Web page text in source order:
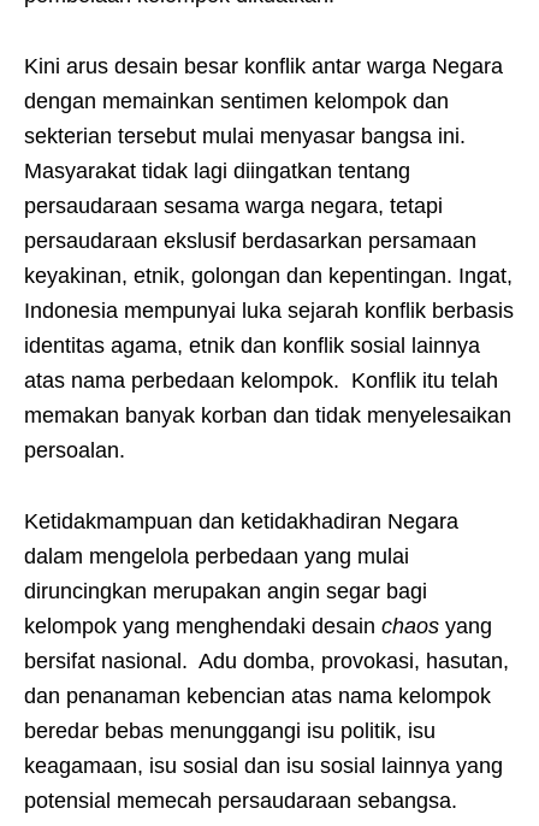
Kini arus desain besar konflik antar warga Negara
dengan memainkan sentimen kelompok dan
sekterian tersebut mulai menyasar bangsa ini.
Masyarakat tidak lagi diingatkan tentang
persaudaraan sesama warga negara, tetapi
persaudaraan ekslusif berdasarkan persamaan
keyakinan, etnik, golongan dan kepentingan. Ingat,
Indonesia mempunyai luka sejarah konflik berbasis
identitas agama, etnik dan konflik sosial lainnya
atas nama perbedaan kelompok. Konflik itu telah
memakan banyak korban dan tidak menyelesaikan
persoalan.
Ketidakmampuan dan ketidakhadiran Negara
dalam mengelola perbedaan yang mulai
diruncingkan merupakan angin segar bagi
kelompok yang menghendaki desain chaos yang
bersifat nasional. Adu domba, provokasi, hasutan,
dan penanaman kebencian atas nama kelompok
beredar bebas menunggangi isu politik, isu
keagamaan, isu sosial dan isu sosial lainnya yang
potensial memecah persaudaraan sebangsa.